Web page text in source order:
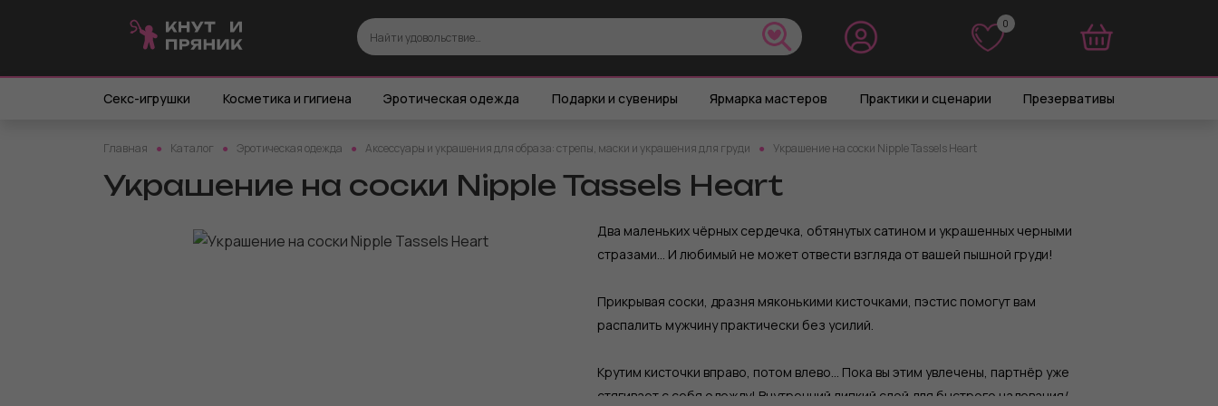
0
Секс-игрушки Косметика и гигиена Эротическая одежда Подарки и сувениры Ярмарка мастеров Практики и сценарии Презервативы
Главная Каталог Эротическая одежда Аксессуары и украшения для образа: стрепы, маски и украшения для груди Украшение на соски Nipple Tassels Heart
Украшение на соски Nipple Tassels Heart
Два маленьких чёрных сердечка, обтянутых сатином и украшенных черными
стразами… И любимый не может отвести взгляда от вашей пышной груди!
Прикрывая соски, дразня мяконькими кисточками, пэстис помогут вам
распалить мужчину практически без усилий.
Крутим кисточки вправо, потом влево… Пока вы этим увлечены, партнёр уже
стягивает с себя одежду! Внутренний липкий слой для быстрого надевания/